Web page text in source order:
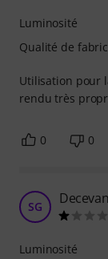
Utilisation pour
rendu très
Luminosité
Qualité de
0 0
SG
Luminosité